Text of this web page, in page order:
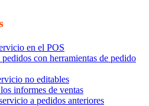
en el POS
con herramientas de pedido
no editables
informes de ventas
a pedidos anteriores